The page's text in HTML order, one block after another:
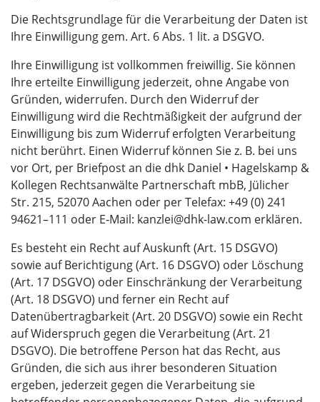
Die Rechtsgrundlage für die Verarbeitung der Daten ist
Ihre Einwilligung gem. Art. 6 Abs. 1 lit. a DSGVO.
Ihre Einwilligung ist vollkommen freiwillig. Sie können
Ihre erteilte Einwilligung jederzeit, ohne Angabe von
Gründen, widerrufen. Durch den Widerruf der
Einwilligung wird die Rechtmäßigkeit der aufgrund der
Einwilligung bis zum Widerruf erfolgten Verarbeitung
nicht berührt. Einen Widerruf können Sie z. B. bei uns
vor Ort, per Briefpost an die dhk Daniel • Hagelskamp &
Kollegen Rechtsanwälte Partnerschaft mbB, Jülicher
Str. 215, 52070 Aachen oder per Telefax: +49 (0) 241
94621–111 oder E‑Mail: kanzlei@dhk-law.com erklären.
Es besteht ein Recht auf Auskunft (Art. 15 DSGVO)
sowie auf Berichtigung (Art. 16 DSGVO) oder Löschung
(Art. 17 DSGVO) oder Einschränkung der Verarbeitung
(Art. 18 DSGVO) und ferner ein Recht auf
Datenübertragbarkeit (Art. 20 DSGVO) sowie ein Recht
auf Widerspruch gegen die Verarbeitung (Art. 21
DSGVO). Die betroffene Person hat das Recht, aus
Gründen, die sich aus ihrer besonderen Situation
ergeben, jederzeit gegen die Verarbeitung sie